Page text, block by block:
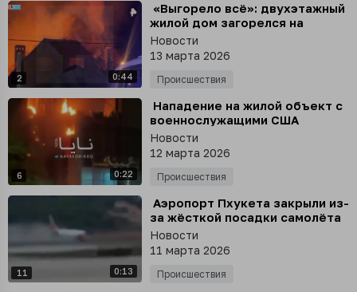
2 0:44
⁣ «Выгорело всё»: двухэтажный
жилой дом загорелся на
площади 150 кв.м
Новости
13 марта 2026
Происшествия
6 0:22
⁣ Нападение на жилой объект с
военнослужащими США
произошло в Кувейте,
сообщили иранские СМИ
Новости
12 марта 2026
Происшествия
11 0:13
⁣ Аэропорт Пхукета закрыли из-
за жёсткой посадки самолёта
из Индии, который повредил
полосу
Новости
11 марта 2026
Происшествия